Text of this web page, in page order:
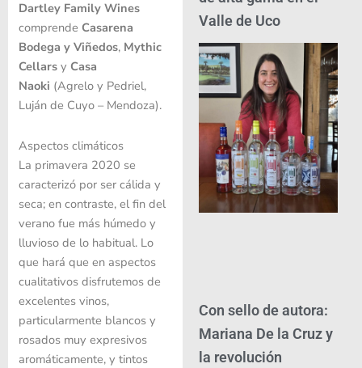
Dartley Family Wines
comprende Casarena
Bodega y Viñedos, Mythic
Cellarsy Casa
Naoki (Agrelo y Pedriel,
Luján de Cuyo – Mendoza).
Aspectos climáticos
La primavera 2020 se
caracterizó por ser cálida y
seca; en contraste, el fin del
verano fue más húmedo y
lluvioso de lo habitual. Lo
que hará que en aspectos
cualitativos disfrutemos de
excelentes vinos,
particularmente blancos y
rosados muy expresivos
aromáticamente, y tintos
Valle de Uco
Con sello de autora:
Mariana De la Cruz y
la revolución